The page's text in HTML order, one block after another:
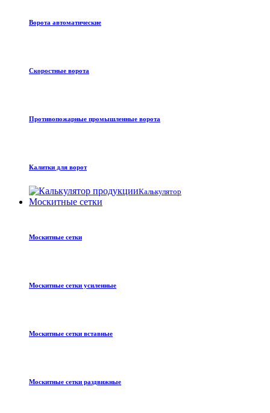
Ворота автоматические
Скоростные ворота
Противопожарные промышленные ворота
Калитки для ворот
Калькулятор
Москитные сетки
Москитные сетки
Москитные сетки усиленные
Москитные сетки вставные
Москитные сетки раздвижные